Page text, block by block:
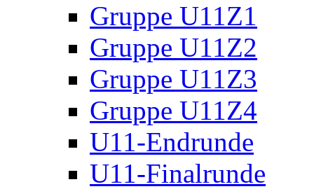
Gruppe U11Z1
Gruppe U11Z2
Gruppe U11Z3
Gruppe U11Z4
U11-Endrunde
U11-Finalrunde